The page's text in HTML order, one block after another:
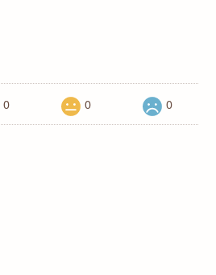
0 0 0